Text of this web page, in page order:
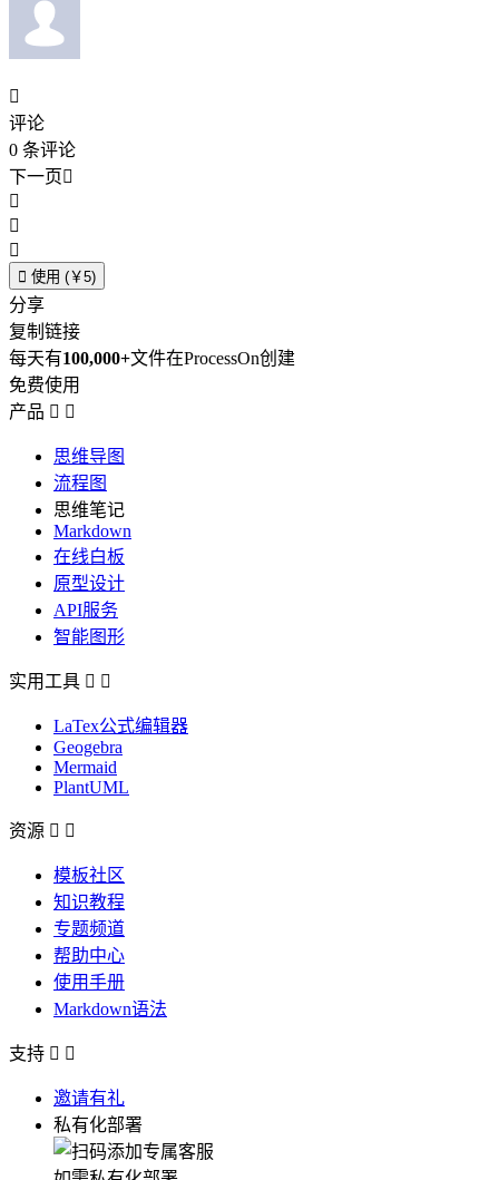

评论
0 条评论
下一页



 使用 (￥5)
分享
复制链接
每天有100,000+文件在ProcessOn创建
免费使用
产品  
思维导图
流程图
思维笔记
Markdown
在线白板
原型设计
API服务
智能图形
实用工具  
LaTex公式编辑器
Geogebra
Mermaid
PlantUML
资源  
模板社区
知识教程
专题频道
帮助中心
使用手册
Markdown语法
支持  
邀请有礼
私有化部署